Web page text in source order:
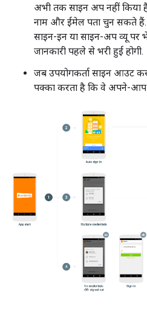
अभी तक साइन अप नहीं किया
नाम और ईमेल पता चुन सकते हैं.
साइन-इन या साइन-अप व्यू पर
जानकारी पहले से भरी हुई होगी.
जब उपयोगकर्ता साइन आउट
पक्का करता है कि वे अपने-आप